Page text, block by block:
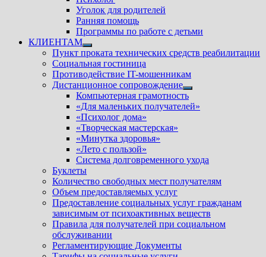
Уголок для родителей
Ранняя помощь
Программы по работе с детьми
КЛИЕНТАМ
Показать
подменю
Пункт проката технических средств реабилитации
Социальная гостиница
Противодействие IT-мошенникам
Дистанционное сопровождение
Показать
подменю
Компьютерная грамотность
«Для маленьких получателей»
«Психолог дома»
«Творческая мастерская»
«Минутка здоровья»
«Лето с пользой»
Система долговременного ухода
Буклеты
Количество свободных мест получателям
Объем предоставляемых услуг
Предоставление социальных услуг гражданам
зависимым от психоактивных веществ
Правила для получателей при социальном
обслуживании
Регламентирующие Документы